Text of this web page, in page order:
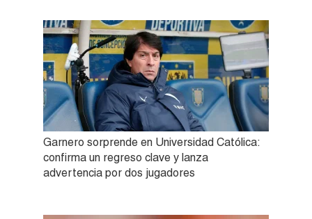
Garnero sorprende en Universidad Católica:
confirma un regreso clave y lanza
advertencia por dos jugadores